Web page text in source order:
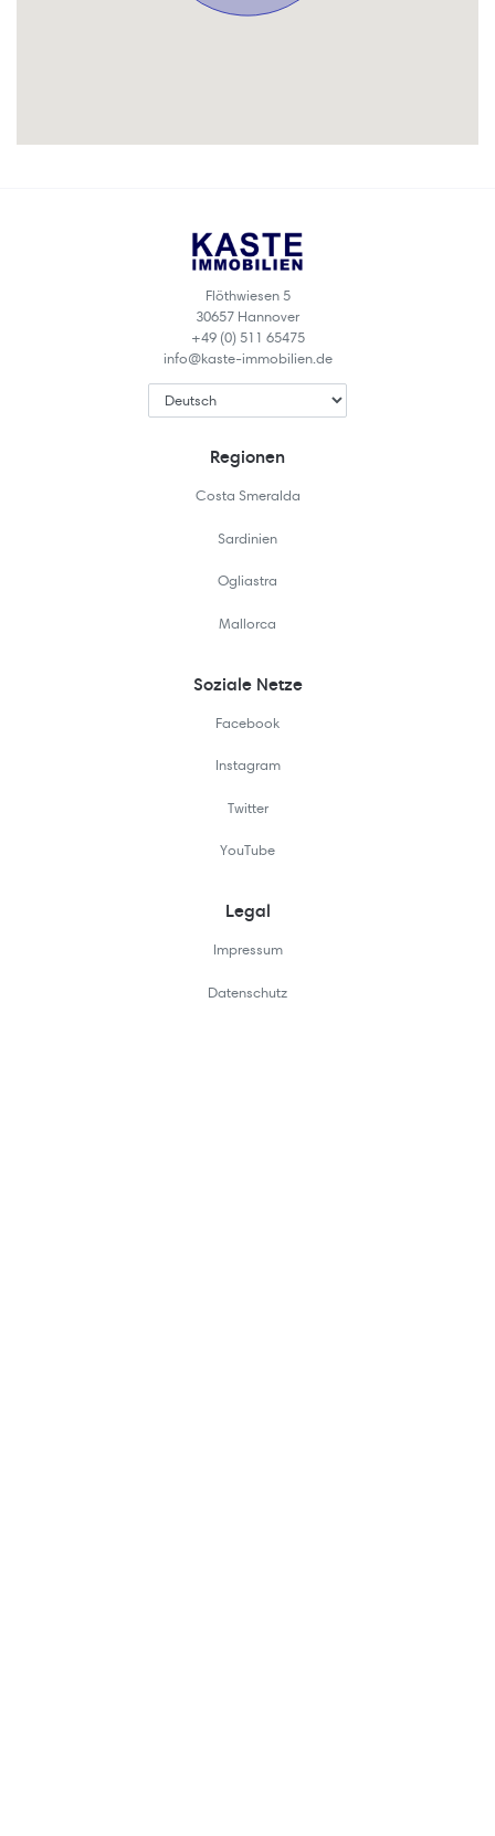
Flöthwiesen 5
30657 Hannover
+49 (0) 511 65475
info@kaste-immobilien.de
Regionen
Costa Smeralda
Sardinien
Ogliastra
Mallorca
Soziale Netze
Facebook
Instagram
Twitter
YouTube
Legal
Impressum
Datenschutz